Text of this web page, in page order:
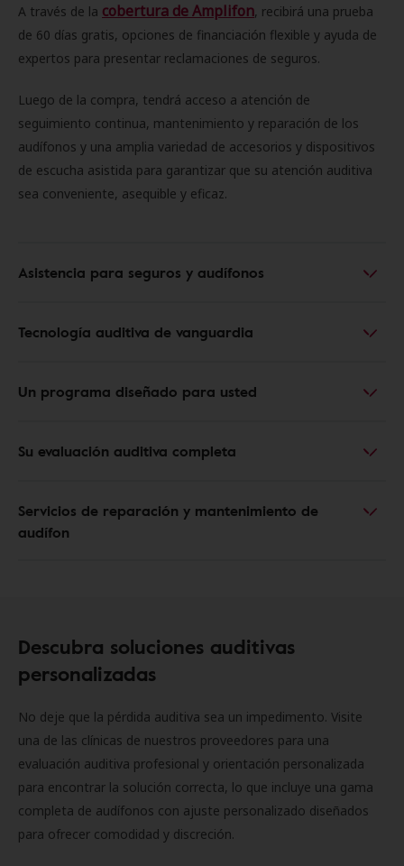
A través de la cobertura de Amplifon, recibirá una prueba
de 60 días gratis, opciones de financiación flexible y ayuda de
expertos para presentar reclamaciones de seguros.
Luego de la compra, tendrá acceso a atención de
seguimiento continua, mantenimiento y reparación de los
audífonos y una amplia variedad de accesorios y dispositivos
de escucha asistida para garantizar que su atención auditiva
sea conveniente, asequible y eficaz.
Asistencia para seguros y audífonos
Tecnología auditiva de vanguardia
Un programa diseñado para usted
Su evaluación auditiva completa
Servicios de reparación y mantenimiento de
audífon
Descubra soluciones auditivas
personalizadas
No deje que la pérdida auditiva sea un impedimento. Visite
una de las clínicas de nuestros proveedores para una
evaluación auditiva profesional y orientación personalizada
para encontrar la solución correcta, lo que incluye una gama
completa de audífonos con ajuste personalizado diseñados
para ofrecer comodidad y discreción.